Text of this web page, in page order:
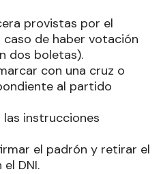
provistas por el
de haber votación
dos boletas).
con una cruz o
al partido
instrucciones
el padrón y retirar el
DNI.